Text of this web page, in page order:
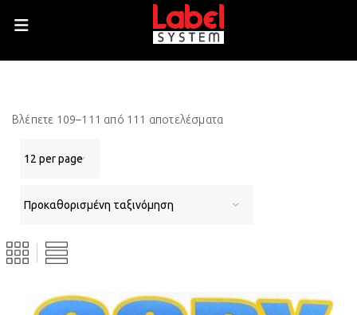
Βλέπετε 109–111 από 111 αποτελέσματα